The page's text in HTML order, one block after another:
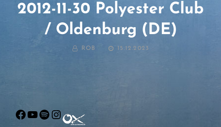
2012-11-30 Polyester Club
/ Oldenburg (DE)
BY ROB
POSTED
15.12.2023
Facebook
YouTube
Spotify
Instagram